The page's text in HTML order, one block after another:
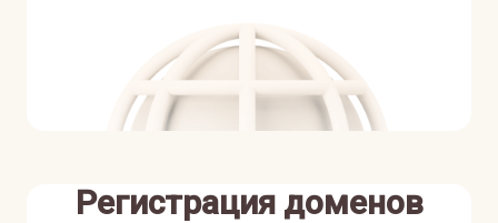
Регистрация доменов